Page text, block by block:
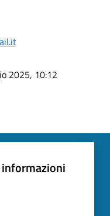
2025, 10:12
informazioni